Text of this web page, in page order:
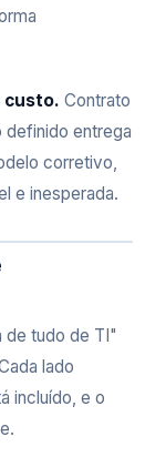
custo. Contrato
entrega
corretivo,
e inesperada.
de tudo de TI"
lado
incluído, e o